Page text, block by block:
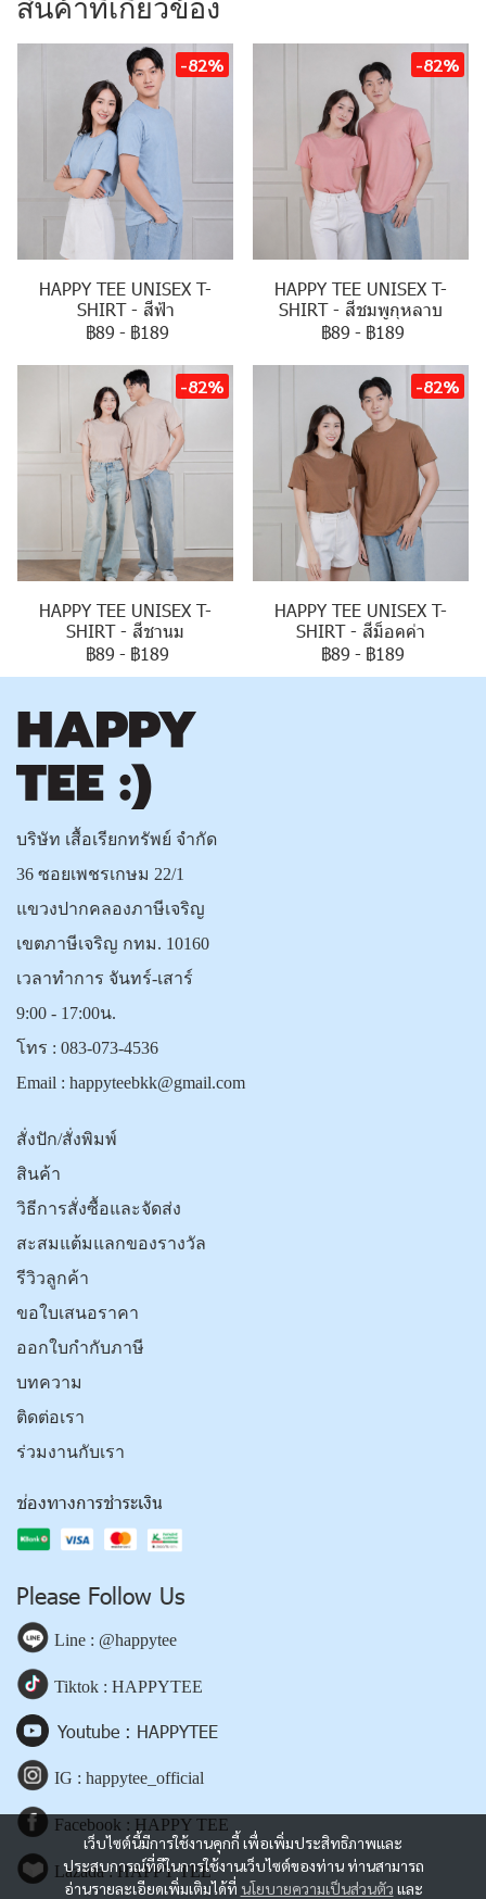
สินค้าที่เกี่ยวข้อง
-82%
HAPPY TEE UNISEX T-
SHIRT - สีฟ้า
฿89 - ฿189
-82%
HAPPY TEE UNISEX T-
SHIRT - สีชมพูกุหลาบ
฿89 - ฿189
-82%
HAPPY TEE UNISEX T-
SHIRT - สีชานม
฿89 - ฿189
-82%
HAPPY TEE UNISEX T-
SHIRT - สีม็อคค่า
฿89 - ฿189
เว็บไซต์นี้มีการใช้งานคุกกี้ เพื่อเพิ่มประสิทธิภาพและ
ประสบการณ์ที่ดีในการใช้งานเว็บไซต์ของท่าน ท่านสามารถ
อ่านรายละเอียดเพิ่มเติมได้ที่ นโยบายความเป็นส่วนตัว และ
บริษัท เสื้อเรียกทรัพย์ จำกัด
36 ซอยเพชรเกษม 22/1
แขวงปากคลองภาษีเจริญ
เขตภาษีเจริญ กทม. 10160
เวลาทำการ จันทร์-เสาร์
9:00 - 17:00น.
โทร : 083-073-4536
Email : happyteebkk@gmail.com
สั่งปัก/สั่งพิมพ์
สินค้า
วิธีการสั่งซื้อและจัดส่ง
สะสมแต้มแลกของรางวัล
รีวิวลูกค้า
ขอใบเสนอราคา
ออกใบกำกับภาษี
บทความ
ติดต่อเรา
ร่วมงานกับเรา
ช่องทางการชำระเงิน
Please Follow Us
Line : @happytee
Tiktok : HAPPYTEE
Youtube : HAPPYTEE
IG : happytee_official
Facebook : HAPPY TEE
Lazada : HAPPY TEE